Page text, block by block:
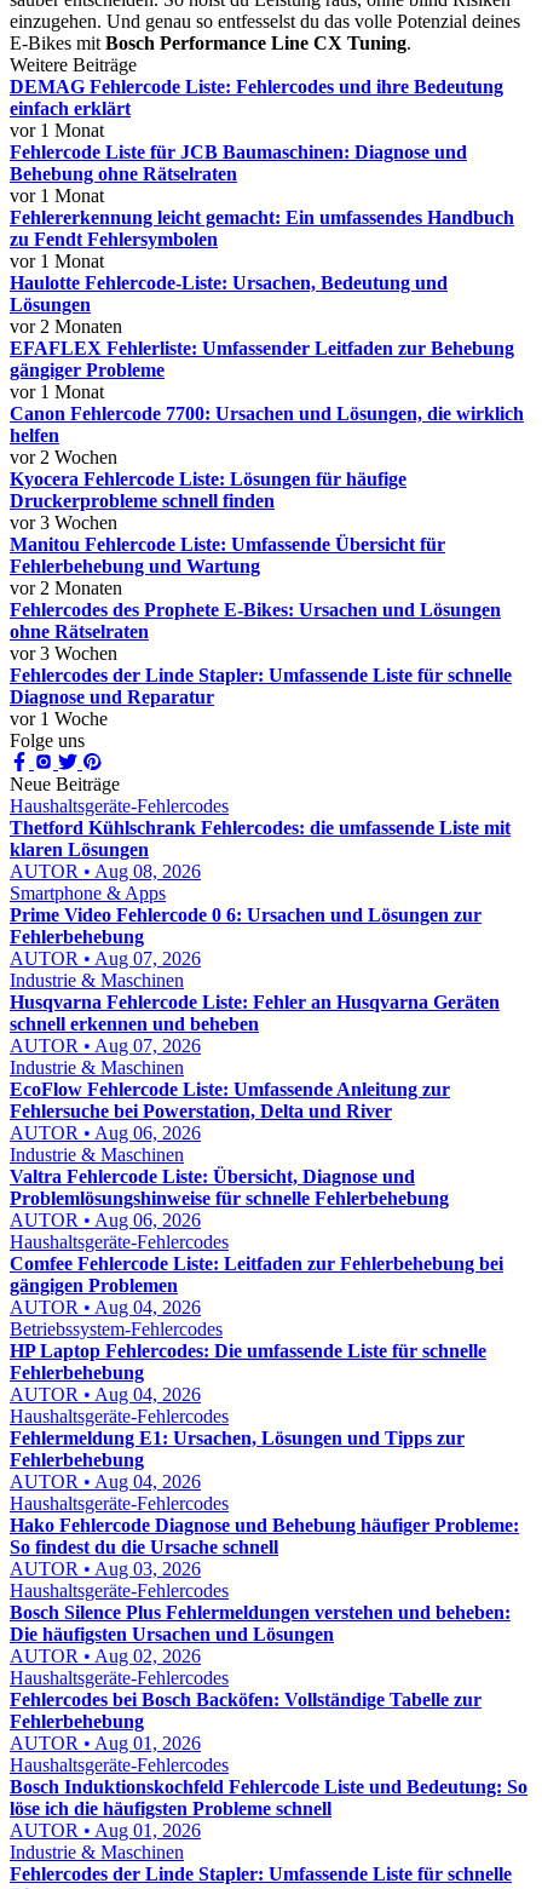
einzugehen. Und genau so entfesselst du das volle Potenzial deines
E-Bikes mit Bosch Performance Line CX Tuning.
Weitere Beiträge
DEMAG Fehlercode Liste: Fehlercodes und ihre Bedeutung
einfach erklärt
vor 1 Monat
Fehlercode Liste für JCB Baumaschinen: Diagnose und
Behebung ohne Rätselraten
vor 1 Monat
Fehlererkennung leicht gemacht: Ein umfassendes Handbuch
zu Fendt Fehlersymbolen
vor 1 Monat
Haulotte Fehlercode-Liste: Ursachen, Bedeutung und
Lösungen
vor 2 Monaten
EFAFLEX Fehlerliste: Umfassender Leitfaden zur Behebung
gängiger Probleme
vor 1 Monat
Canon Fehlercode 7700: Ursachen und Lösungen, die wirklich
helfen
vor 2 Wochen
Kyocera Fehlercode Liste: Lösungen für häufige
Druckerprobleme schnell finden
vor 3 Wochen
Manitou Fehlercode Liste: Umfassende Übersicht für
Fehlerbehebung und Wartung
vor 2 Monaten
Fehlercodes des Prophete E-Bikes: Ursachen und Lösungen
ohne Rätselraten
vor 3 Wochen
Fehlercodes der Linde Stapler: Umfassende Liste für schnelle
Diagnose und Reparatur
vor 1 Woche
Folge uns
Neue Beiträge
Haushaltsgeräte-Fehlercodes
Thetford Kühlschrank Fehlercodes: die umfassende Liste mit
klaren Lösungen
AUTOR • Aug 08, 2026
Smartphone & Apps
Prime Video Fehlercode 0 6: Ursachen und Lösungen zur
Fehlerbehebung
AUTOR • Aug 07, 2026
Industrie & Maschinen
Husqvarna Fehlercode Liste: Fehler an Husqvarna Geräten
schnell erkennen und beheben
AUTOR • Aug 07, 2026
Industrie & Maschinen
EcoFlow Fehlercode Liste: Umfassende Anleitung zur
Fehlersuche bei Powerstation, Delta und River
AUTOR • Aug 06, 2026
Industrie & Maschinen
Valtra Fehlercode Liste: Übersicht, Diagnose und
Problemlösungshinweise für schnelle Fehlerbehebung
AUTOR • Aug 06, 2026
Haushaltsgeräte-Fehlercodes
Comfee Fehlercode Liste: Leitfaden zur Fehlerbehebung bei
gängigen Problemen
AUTOR • Aug 04, 2026
Betriebssystem-Fehlercodes
HP Laptop Fehlercodes: Die umfassende Liste für schnelle
Fehlerbehebung
AUTOR • Aug 04, 2026
Haushaltsgeräte-Fehlercodes
Fehlermeldung E1: Ursachen, Lösungen und Tipps zur
Fehlerbehebung
AUTOR • Aug 04, 2026
Haushaltsgeräte-Fehlercodes
Hako Fehlercode Diagnose und Behebung häufiger Probleme:
So findest du die Ursache schnell
AUTOR • Aug 03, 2026
Haushaltsgeräte-Fehlercodes
Bosch Silence Plus Fehlermeldungen verstehen und beheben:
Die häufigsten Ursachen und Lösungen
AUTOR • Aug 02, 2026
Haushaltsgeräte-Fehlercodes
Fehlercodes bei Bosch Backöfen: Vollständige Tabelle zur
Fehlerbehebung
AUTOR • Aug 01, 2026
Haushaltsgeräte-Fehlercodes
Bosch Induktionskochfeld Fehlercode Liste und Bedeutung: So
löse ich die häufigsten Probleme schnell
AUTOR • Aug 01, 2026
Industrie & Maschinen
Fehlercodes der Linde Stapler: Umfassende Liste für schnelle